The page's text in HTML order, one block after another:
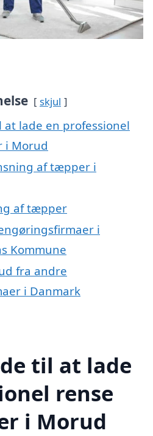
skjul
lade en professionel
i Morud
af tæpper i
af tæpper
i
Kommune
fra andre
i Danmark
til at lade
rense
i Morud